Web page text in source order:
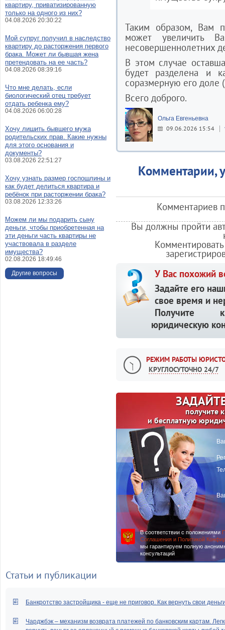
Таким образом, Вам
может увеличить
несовершеннолетних
В этом случае
будет разделена и
соразмерную его доле
Всего доброго.
Ольга Евгеньевна
09.06.2026 15:54
Комментарии,
Комментариев
Вы должны пройти
У Вас похожий
Задайте его
свое время и
Получите
юридическую
РЕЖИМ РАБОТЫ
КРУГЛОСУТОЧНО 24/7
получите
и бесплатную
В соответствии с положениями
Соглашения и Политикой
мы гарантируем полную
консультаций
квартиру, приватизированную
только на одного из них?
04.08.2026 20:30:22
Мой супруг получил в наследство
квартиру до расторжения первого
брака. Может ли бывшая жена
претендовать на ее часть?
04.08.2026 08:39:16
Что мне делать, если
биологический отец требует
отдать ребенка ему?
04.08.2026 06:00:28
Хочу лишить бывшего мужа
родительских прав. Какие нужны
для этого основания и
документы?
03.08.2026 22:51:27
Хочу узнать размер госпошлины и
как будет делиться квартира и
ребёнок при расторжении брака?
03.08.2026 12:33:26
Можем ли мы подарить сыну
деньги, чтобы приобретенная на
эти деньги часть квартиры не
участвовала в разделе
имущества?
02.08.2026 18:49:46
Другие вопросы
Статьи и публикации
Банкротство застройщика - еще не приговор. Как вернуть свои
Чарджбэк – механизм возврата платежей по банковским картам.